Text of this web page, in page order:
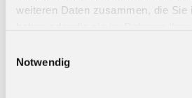
weiteren Daten zusammen, die Sie
Notwendig
ZUM WARENKORB